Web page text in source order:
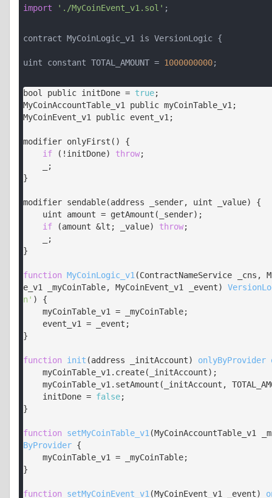
import './MyCoinEvent_v1.sol' ;
contract MyCoinLogic_v1 is VersionLogic {
uint constant TOTAL_AMOUNT = 1000000000;
bool public initDone = true;
MyCoinAccountTable_v1 public myCoinTable_v1;
MyCoinEvent_v1 public event_v1;
modifier onlyFirst() {
if (!initDone) throw;
}
modifier sendable(address _sender, uint _value) {
if (amount &lt; _value) throw;
}
function MyCoinLogic_v1(ContractNameService _cns,
e_v1 _myCoinTable, MyCoinEvent_v1 _event)
n' ) {
    myCoinTable_v1 = _myCoinTable;
}
function init (address _initAccount) onlyByProvider
    myCoinTable_v1.create(_initAccount);
    myCoinTable_v1.setAmount(_initAccount, TOTAL_AMOUNT);
    initDone =
false;
}
function setMyCoinTable_v1(MyCoinAccountTable_v1
ByProvider {
    myCoinTable_v1 = _myCoinTable;
}
function setMyCoinEvent_v1(MyCoinEvent_v1 _event)